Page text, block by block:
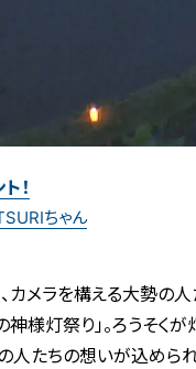
！
ちゃん
カメラを構える大勢の
神様灯祭り」。ろうそく
人たちの想いが込めら